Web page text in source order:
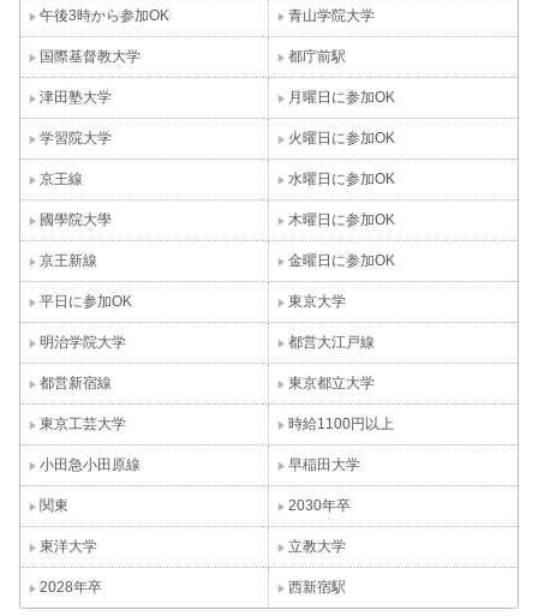
午後3時から参加OK 青山学院大学
国際基督教大学 都庁前駅
津田塾大学 月曜日に参加OK
学習院大学 火曜日に参加OK
京王線 水曜日に参加OK
國學院大學 木曜日に参加OK
京王新線 金曜日に参加OK
平日に参加OK 東京大学
明治学院大学 都営大江戸線
都営新宿線 東京都立大学
東京工芸大学 時給1100円以上
小田急小田原線 早稲田大学
関東 2030年卒
東洋大学 立教大学
2028年卒 西新宿駅